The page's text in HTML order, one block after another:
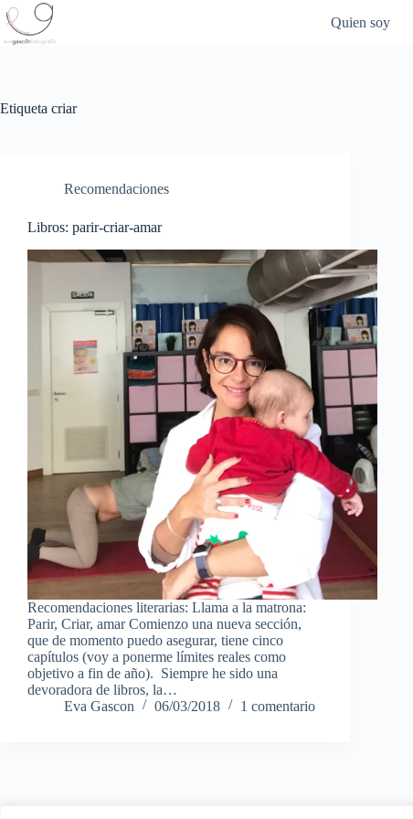
Saltar
al
contenido
Quien soy
Etiqueta criar
Recomendaciones
Libros: parir-criar-amar
Recomendaciones literarias: Llama a la matrona:
Parir, Criar, amar Comienzo una nueva sección,
que de momento puedo asegurar, tiene cinco
capítulos (voy a ponerme límites reales como
objetivo a fin de año). Siempre he sido una
devoradora de libros, la…
Eva Gascon
06/03/2018 1 comentario